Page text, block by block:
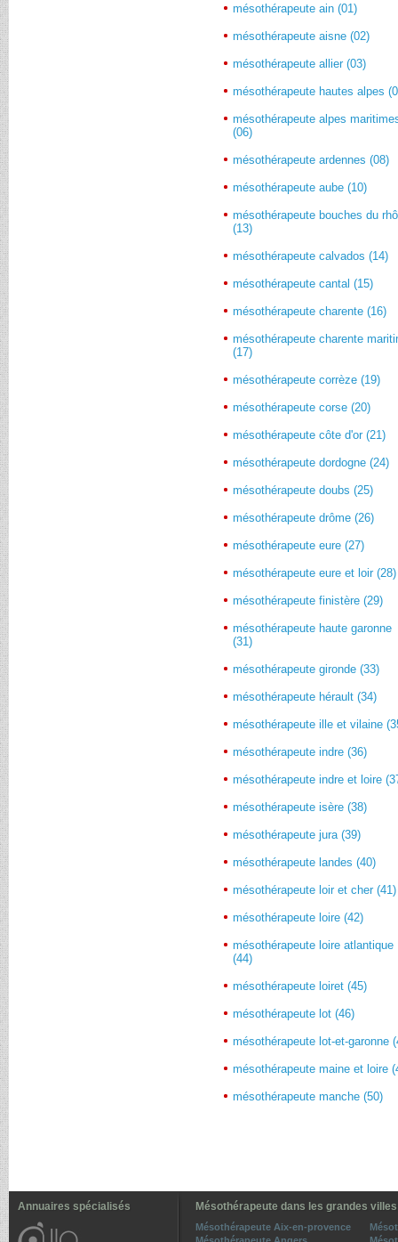
mésothérapeute ain (01)
mésothérapeute aisne (02)
mésothérapeute allier (03)
mésothérapeute hautes alpes
mésothérapeute alpes
(06)
mésothérapeute ardennes (08)
mésothérapeute aube (10)
mésothérapeute bouches du
(13)
mésothérapeute calvados (14)
mésothérapeute cantal (15)
mésothérapeute charente (16)
mésothérapeute charente
(17)
mésothérapeute corrèze (19)
mésothérapeute corse (20)
mésothérapeute côte d'or (21)
mésothérapeute dordogne (24)
mésothérapeute doubs (25)
mésothérapeute drôme (26)
mésothérapeute eure (27)
mésothérapeute eure et loir (28)
mésothérapeute finistère (29)
mésothérapeute haute garonne
(31)
mésothérapeute gironde (33)
mésothérapeute hérault (34)
mésothérapeute ille et vilaine
mésothérapeute indre (36)
mésothérapeute indre et loire
mésothérapeute isère (38)
mésothérapeute jura (39)
mésothérapeute landes (40)
mésothérapeute loir et cher (41)
mésothérapeute loire (42)
mésothérapeute loire atlantique
(44)
mésothérapeute loiret (45)
mésothérapeute lot (46)
mésothérapeute lot-et-garonne
mésothérapeute maine et loire
mésothérapeute manche (50)
Annuaires spécialisés Mésothérapeute dans les grandes villes
Mésothérapeute Aix-en-provence